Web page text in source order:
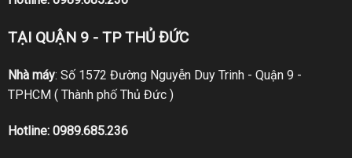
TẠI QUẬN 9 - TP THỦ ĐỨC
Nhà máy: Số 1572 Đường Nguyễn Duy Trinh - Quận 9 -
TPHCM ( Thành phố Thủ Đức )
Hotline: 0989.685.236